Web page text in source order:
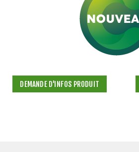
DEMANDE D'INFOS PRODUIT